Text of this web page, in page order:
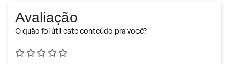
Avaliação
O quão foi útil este conteúdo pra você?